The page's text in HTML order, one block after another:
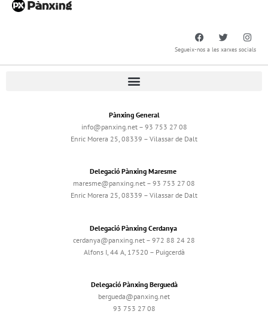
Segueix-nos a les xarxes socials
Pànxing General
info@panxing.net – 93 753 27 08
Enric Morera 25, 08339 – Vilassar de Dalt
Delegació Pànxing Maresme
maresme@panxing.net – 93 753 27 08
Enric Morera 25, 08339 – Vilassar de Dalt
Delegació Pànxing Cerdanya
cerdanya@panxing.net – 972 88 24 28
Alfons I, 44 A, 17520 – Puigcerdà
Delegació Pànxing Berguedà
bergueda@panxing.net
93 753 27 08